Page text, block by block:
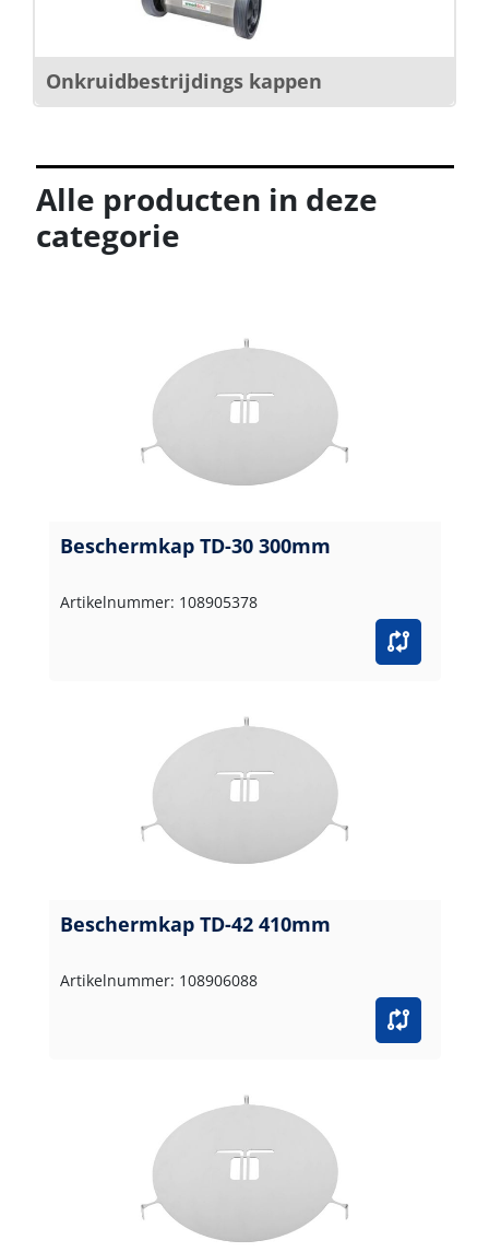
Onkruidbestrijdings kappen
Alle producten in deze
categorie
Beschermkap TD-30 300mm
Artikelnummer: 108905378
Beschermkap TD-42 410mm
Artikelnummer: 108906088